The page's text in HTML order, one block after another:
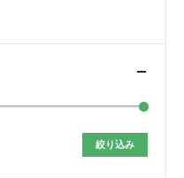
絞り込み